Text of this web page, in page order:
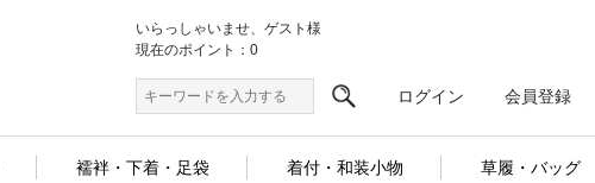
いらっしゃいませ、ゲスト様
現在のポイント：0
ログイン 会員登録
襦袢・下着・足袋 着付・和装小物 草履・バッグ